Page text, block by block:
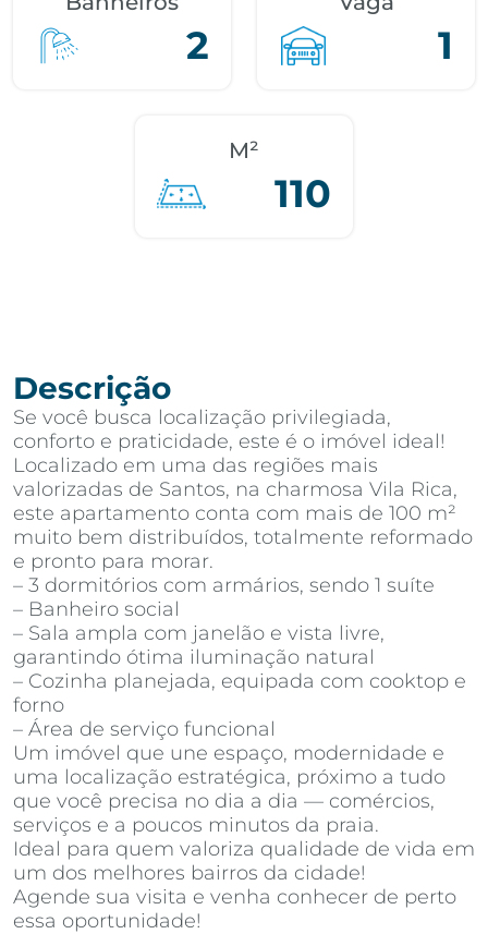
2 1
M²
110
Descrição
Se você busca localização privilegiada,
conforto e praticidade, este é o imóvel ideal!
Localizado em uma das regiões mais
valorizadas de Santos, na charmosa Vila Rica,
este apartamento conta com mais de 100 m²
muito bem distribuídos, totalmente reformado
e pronto para morar.
– 3 dormitórios com armários, sendo 1 suíte
– Banheiro social
– Sala ampla com janelão e vista livre,
garantindo ótima iluminação natural
– Cozinha planejada, equipada com cooktop e
forno
– Área de serviço funcional
Um imóvel que une espaço, modernidade e
uma localização estratégica, próximo a tudo
que você precisa no dia a dia — comércios,
serviços e a poucos minutos da praia.
Ideal para quem valoriza qualidade de vida em
um dos melhores bairros da cidade!
Agende sua visita e venha conhecer de perto
essa oportunidade!